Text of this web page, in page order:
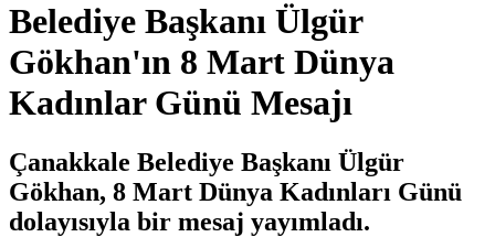
Belediye Başkanı Ülgür
Gökhan'ın 8 Mart Dünya
Kadınlar Günü Mesajı
Çanakkale Belediye Başkanı Ülgür
Gökhan, 8 Mart Dünya Kadınları Günü
dolayısıyla bir mesaj yayımladı.